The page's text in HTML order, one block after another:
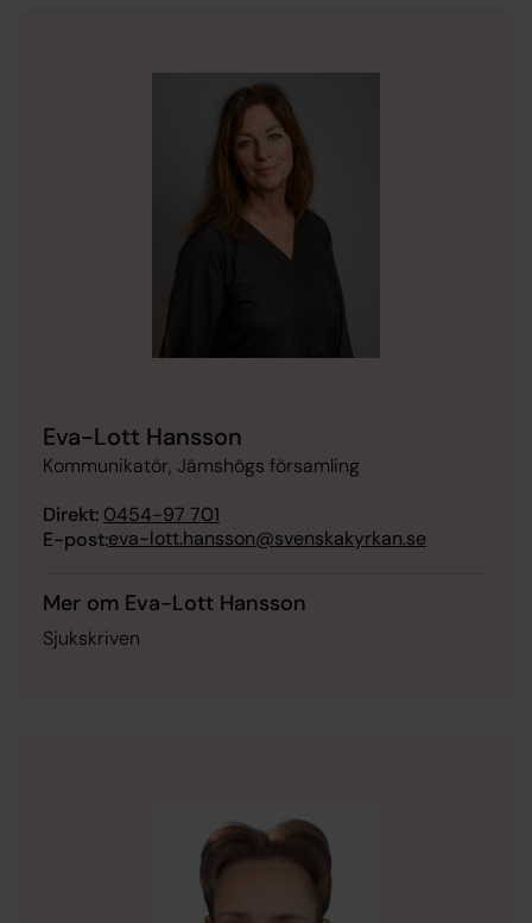
Eva-Lott Hansson
Kommunikatör, Jämshögs församling
Direkt: 0454-97 701
E-post:eva-lott.hansson@svenskakyrkan.se
Mer om Eva-Lott Hansson
Sjukskriven